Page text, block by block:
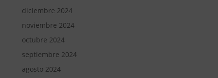
diciembre 2024
noviembre 2024
octubre 2024
septiembre 2024
agosto 2024